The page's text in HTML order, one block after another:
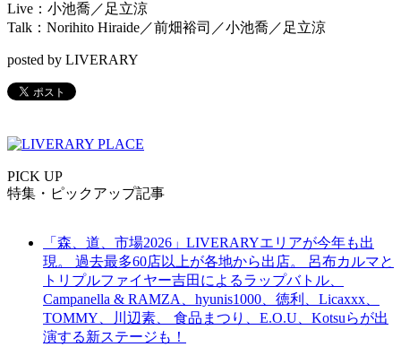
Live：小池喬／足立涼
Talk：Norihito Hiraide／前畑裕司／小池喬／足立涼
posted by LIVERARY
PICK UP
特集・ピックアップ記事
「森、道、市場2026」LIVERARYエリアが今年も出
現。 過去最多60店以上が各地から出店。 呂布カルマと
トリプルファイヤー吉田によるラップバトル、
Campanella & RAMZA、hyunis1000、徳利、Licaxxx、
TOMMY、川辺素、 食品まつり、E.O.U、Kotsuらが出
演する新ステージも！